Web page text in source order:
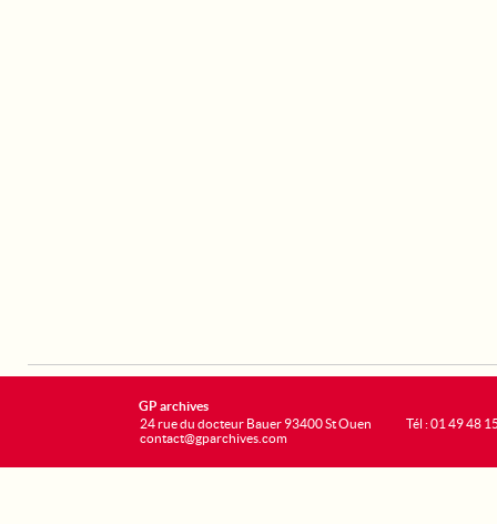
GP archives
24 rue du docteur Bauer 93400 St Ouen
contact@gparchives.com
Tél : 01 49 48